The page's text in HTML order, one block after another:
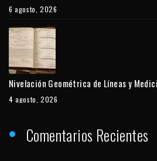
6 agosto, 2026
Nivelación Geométrica de Líneas y
4 agosto, 2026
Comentarios Recientes